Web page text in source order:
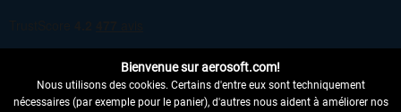
Bienvenue sur aerosoft.com!
Nous utilisons des cookies. Certains d'entre eux sont techniquement
nécessaires (par exemple pour le panier), d'autres nous aident à améliorer nos